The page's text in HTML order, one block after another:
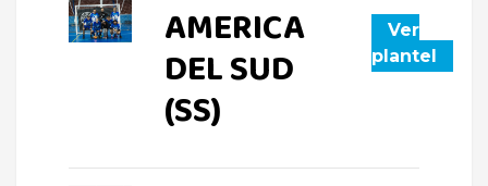
AMERICA
DEL SUD
(SS)
Ver
plantel